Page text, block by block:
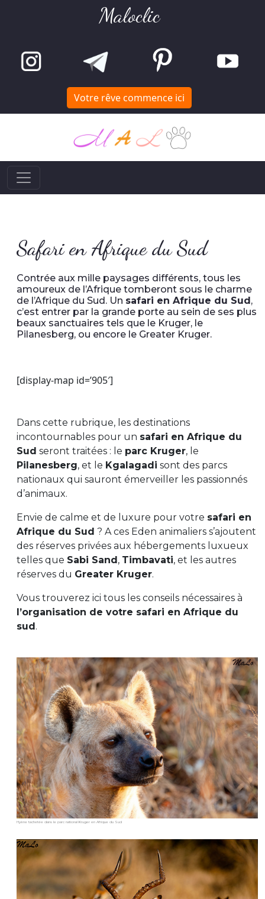
Maloclic
Votre rêve commence ici
Safari en Afrique du Sud
Contrée aux mille paysages différents, tous les
amoureux de l’Afrique tomberont sous le charme
de l’Afrique du Sud. Un safari en Afrique du Sud,
c’est entrer par la grande porte au sein de ses plus
beaux sanctuaires tels que le Kruger, le
Pilanesberg, ou encore le Greater Kruger.
[display-map id=’905′]
Dans cette rubrique, les destinations
incontournables pour un safari en Afrique du
Sud seront traitées : le parc Kruger, le
Pilanesberg, et le Kgalagadi sont des parcs
nationaux qui sauront émerveiller les passionnés
d’animaux.
Envie de calme et de luxure pour votre safari en
Afrique du Sud ? A ces Eden animaliers s’ajoutent
des réserves privées aux hébergements luxueux
telles que Sabi Sand, Timbavati, et les autres
réserves du Greater Kruger.
Vous trouverez ici tous les conseils nécessaires à
l’organisation de votre safari en Afrique du
sud.
Hyène tachetée dans le parc national Kruger en Afrique du Sud